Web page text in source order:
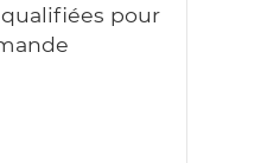
pour